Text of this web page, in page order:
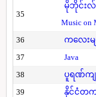
35
မိုဘိုင်းလ်
Music on
36 ကလေးမ
37
Java
38
ပူရဏ်ကျ
39
နိုင်ငံတက